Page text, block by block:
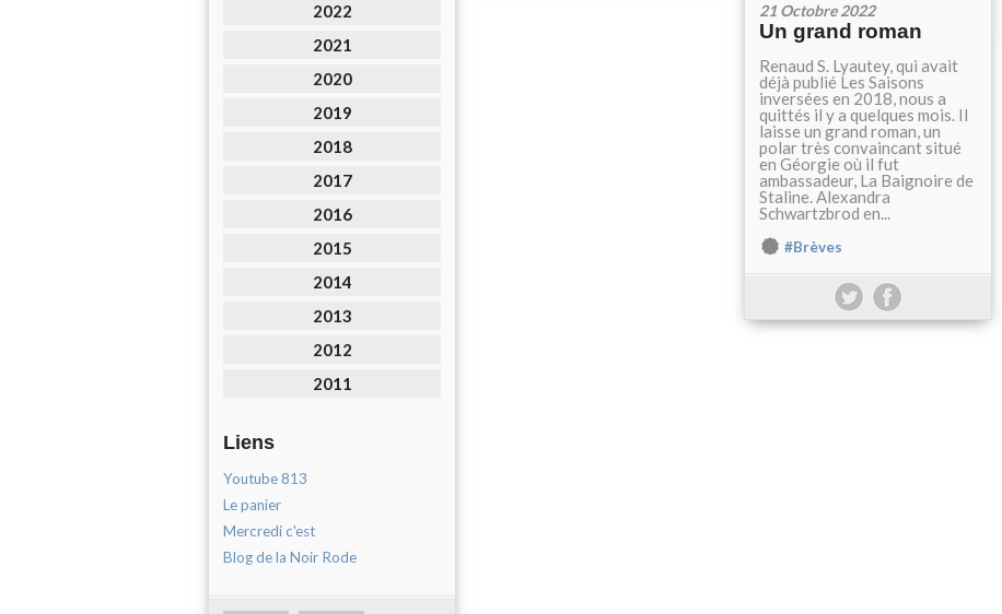
2022
2021
2020
2019
2018
2017
2016
2015
2014
2013
2012
2011
Liens
Youtube 813
Le panier
Mercredi c'est
Blog de la Noir Rode
21 Octobre 2022
Un grand roman
Renaud S. Lyautey, qui avait
déjà publié Les Saisons
inversées en 2018, nous a
quittés il y a quelques mois. Il
laisse un grand roman, un
polar très convaincant situé
en Géorgie où il fut
ambassadeur, La Baignoire de
Staline. Alexandra
Schwartzbrod en...
#Brèves